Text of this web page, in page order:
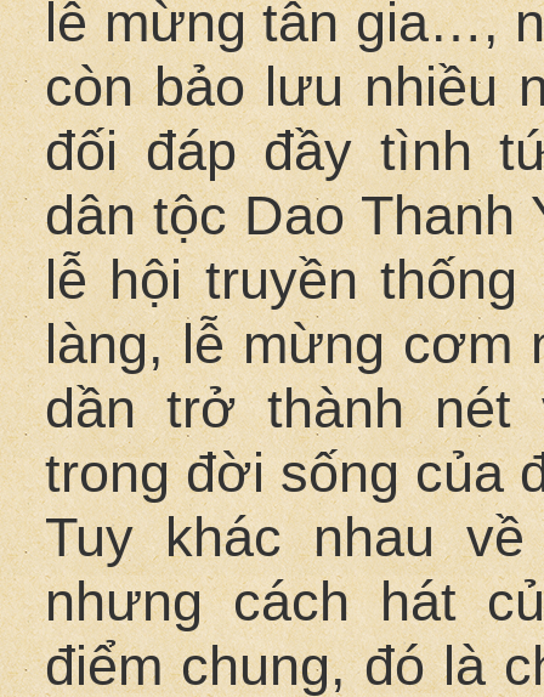
lễ mừng tân gia…,
còn bảo lưu nhiều
đối đáp đầy tình
dân tộc Dao
lễ hội truyền
làng, lễ mừng cơm
dần trở thành nét
trong đời sống của
Tuy khác nhau
nhưng cách hát
điểm chung, đó là